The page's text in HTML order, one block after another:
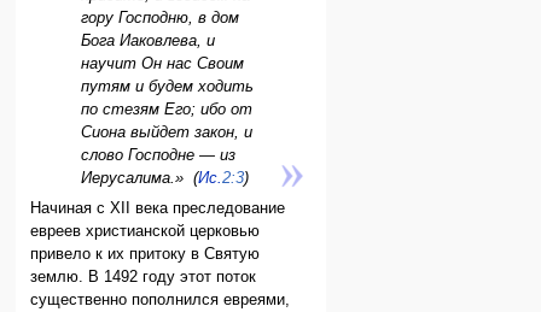
гору Господню, в дом
Бога Иаковлева, и
научит Он нас Своим
путям и будем ходить
по стезям Его; ибо от
Сиона выйдет закон, и
слово Господне — из
Иерусалима.» (Ис.2:3)
Начиная с XII века преследование
евреев христианской церковью
привело к их притоку в Святую
землю. В 1492 году этот поток
существенно пополнился евреями,